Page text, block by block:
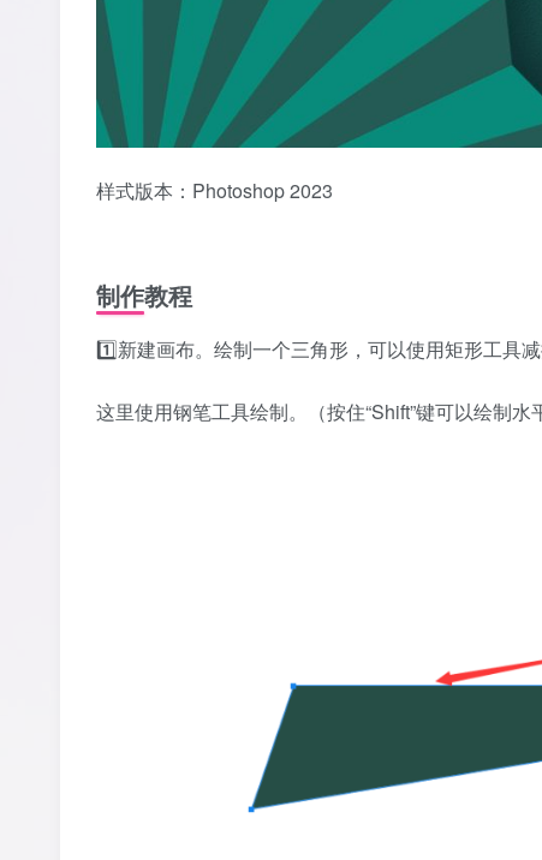
样式版本：Photoshop 2023
制作教程
1️⃣新建画布。绘制一个三角形，可以使用矩形工具
这里使用钢笔工具绘制。（按住“Shift”键可以绘制水